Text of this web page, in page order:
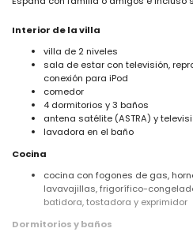
Interior de la villa
villa de 2 niveles
sala de estar con televisión,
conexión para iPod
comedor
4 dormitorios y 3 baños
antena satélite (ASTRA) y
lavadora en el baño
Cocina
cocina con fogones de gas,
lavavajillas, frigorífico-
batidora, tostadora y exprimidor
Dormitorios y baños